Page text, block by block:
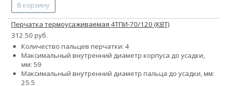
В корзину
Перчатка термоусаживаемая 4ТПИ-70/120 (КВТ)
312.50 руб.
Количество пальцев перчатки: 4
Максимальный внутренний диаметр корпуса до усадки,
мм: 59
Максимальный внутренний диаметр пальца до усадки, мм:
25.5